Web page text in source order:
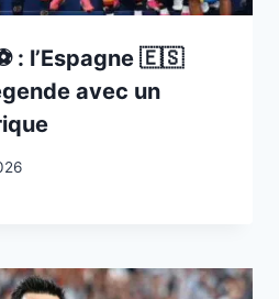
: l’Espagne 🇪🇸
avec un